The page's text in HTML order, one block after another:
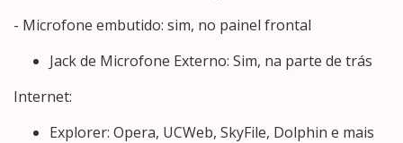
- Microfone embutido: sim, no painel frontal
Jack de Microfone Externo: Sim, na parte de trás
Internet:
Explorer: Opera, UCWeb, SkyFile, Dolphin e mais